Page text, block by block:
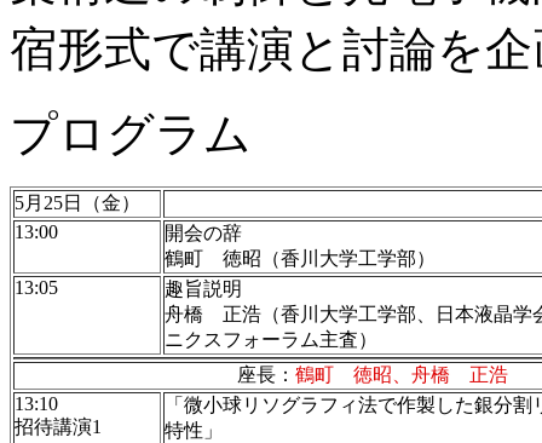
宿形式で講演と討論を
プログラム
5月25日（金）
13:00
開会の辞
鶴町 徳昭（香川大学工学部）
13:05
趣旨説明
舟橋 正浩（香川大学工学部、日本液晶学
ニクスフォーラム主査）
座長： 鶴町 徳昭、舟橋 正浩
13:10
招待講演1
「微小球リソグラフィ法で作製した銀分
特性」